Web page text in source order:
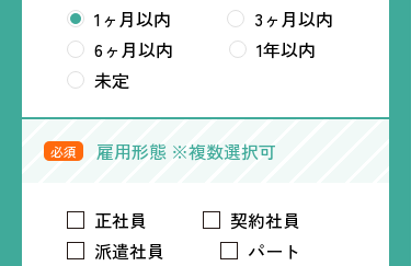
1ヶ月以内
3ヶ月以内
6ヶ月以内
1年以内
未定
必須 雇用形態 ※複数選択可
正社員
契約社員
派遣社員
パート